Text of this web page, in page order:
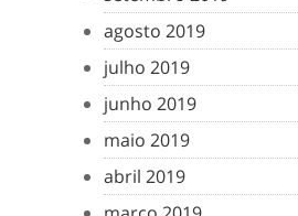
agosto 2019
julho 2019
junho 2019
maio 2019
abril 2019